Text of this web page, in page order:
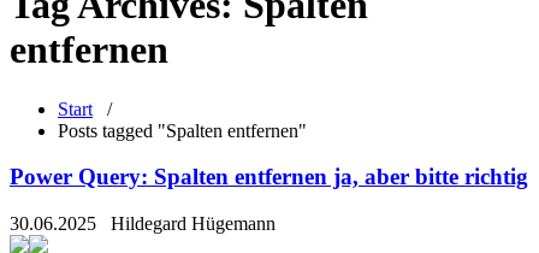
entfernen
Start /
Posts tagged "Spalten entfernen"
Power Query: Spalten entfernen ja, aber bitte richtig
30.06.2025 Hildegard Hügemann